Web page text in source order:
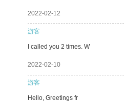
2022-02-12
游客
I called you 2 times. W
2022-02-10
游客
Hello, Greetings fr